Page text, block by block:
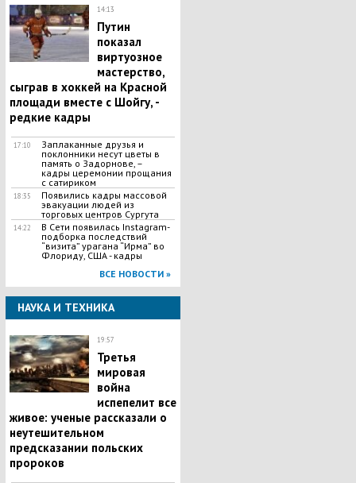
14:13
Путин
показал
виртуозное
мастерство,
сыграв в хоккей на Красной
площади вместе с Шойгу, -
редкие кадры
17:10
Заплаканные друзья и
поклонники несут цветы в
память о Задорнове, –
кадры церемонии прощания
с сатириком
18:35
Появились кадры массовой
эвакуации людей из
торговых центров Сургута
14:22
В Сети появилась Іnstagram-
подборка последствий
“визита” урагана “Ирма” во
Флориду, США - кадры
ВСЕ НОВОСТИ »
НАУКА И ТЕХНИКА
19:57
Третья
мировая
война
испепелит все
живое: ученые рассказали о
неутешительном
предсказании польских
пророков